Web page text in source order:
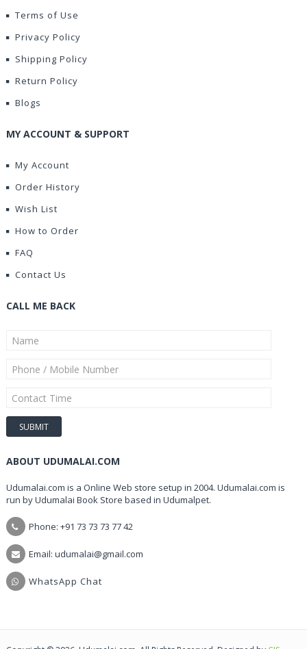
Terms of Use
Privacy Policy
Shipping Policy
Return Policy
Blogs
MY ACCOUNT & SUPPORT
My Account
Order History
Wish List
How to Order
FAQ
Contact Us
CALL ME BACK
ABOUT UDUMALAI.COM
Udumalai.com is a Online Web store setup in 2004. Udumalai.com is
run by Udumalai Book Store based in Udumalpet.
Phone: +91 73 73 73 77 42
Email: udumalai@gmail.com
WhatsApp Chat